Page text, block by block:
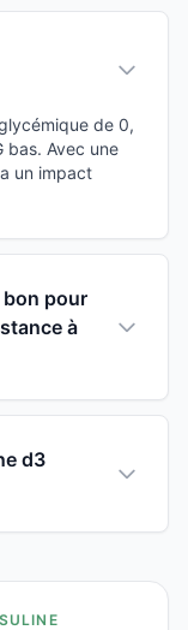
de 0,
bas. Avec une
un impact
pour
à
d3